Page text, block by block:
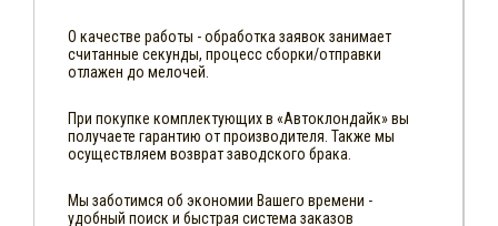
О качестве работы - обработка заявок занимает
считанные секунды, процесс сборки/отправки
отлажен до мелочей.
При покупке комплектующих в «Автоклондайк» вы
получаете гарантию от производителя. Также мы
осуществляем возврат заводского брака.
Мы заботимся об экономии Вашего времени -
удобный поиск и быстрая система заказов